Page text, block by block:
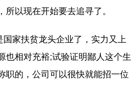
所以现在开始要去追寻了。
国家扶贫龙头企业了，实力又上
也相对充裕;试验证明鄙人这个生
职的，公司可以很快就能招一位